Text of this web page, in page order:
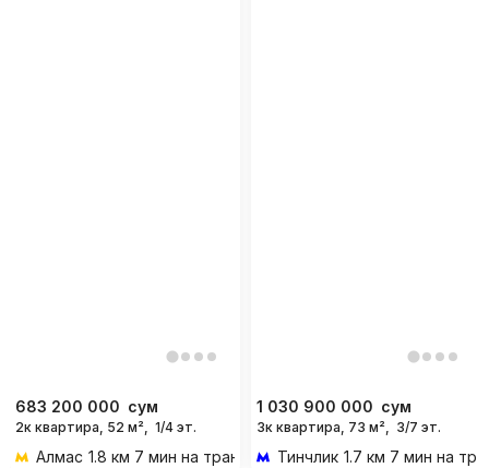
683 200 000 сум
2к квартира, 52 м², 1/4 эт.
Алмас 1.8 км 7 мин на транспорте
1 030 900 000 сум
3к квартира, 73 м², 3/7 эт.
Тинчлик 1.7 км 7 мин на